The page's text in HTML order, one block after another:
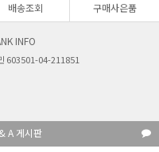
배송조회 구매사은품
INFO
603501-04-211851
A 게시판